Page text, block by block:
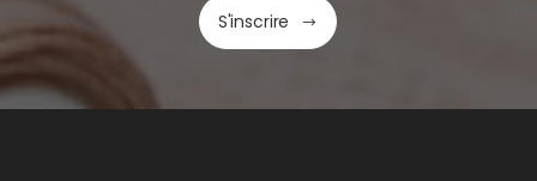
S'inscrire